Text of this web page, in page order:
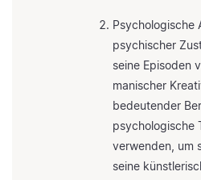
Psychologische
psychischer
seine Episoden
manischer
bedeutender
psychologische
verwenden, um
seine